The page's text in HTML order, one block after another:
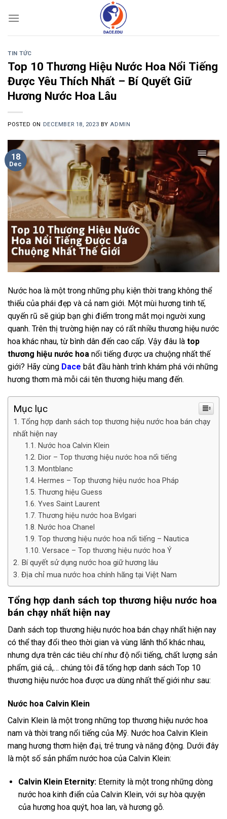
TIN TỨC
Top 10 Thương Hiệu Nước Hoa Nổi Tiếng
Được Yêu Thích Nhất – Bí Quyết Giữ
Hương Nước Hoa Lâu
POSTED ON DECEMBER 18, 2023 BY ADMIN
18
Dec
Nước hoa là một trong những phụ kiện thời trang không thể
thiếu của phái đẹp và cả nam giới. Một mùi hương tinh tế,
quyến rũ sẽ giúp bạn ghi điểm trong mắt mọi người xung
quanh. Trên thị trường hiện nay có rất nhiều thương hiệu nước
hoa khác nhau, từ bình dân đến cao cấp. Vậy đâu là top
thương hiệu nước hoa nổi tiếng được ưa chuộng nhất thế
giới? Hãy cùng Dace bắt đầu hành trình khám phá với những
hương thơm mà mỗi cái tên thương hiệu mang đến.
Mục lục
Tổng hợp danh sách top thương hiệu nước hoa bán chạy
nhất hiện nay
Nước hoa Calvin Klein
Dior – Top thương hiệu nước hoa nổi tiếng
Montblanc
Hermes – Top thương hiệu nước hoa Pháp
Thương hiệu Guess
Yves Saint Laurent
Thương hiệu nước hoa Bvlgari
Nước hoa Chanel
Top thương hiệu nước hoa nổi tiếng – Nautica
Versace – Top thương hiệu nước hoa Ý
Bí quyết sử dụng nước hoa giữ hương lâu
Địa chỉ mua nước hoa chính hãng tại Việt Nam
Tổng hợp danh sách top thương hiệu nước hoa
bán chạy nhất hiện nay
Danh sách top thương hiệu nước hoa bán chạy nhất hiện nay
có thể thay đổi theo thời gian và vùng lãnh thổ khác nhau,
nhưng dựa trên các tiêu chí như độ nổi tiếng, chất lượng sản
phẩm, giá cả,… chúng tôi đã tổng hợp danh sách Top 10
thương hiệu nước hoa được ưa dùng nhất thế giới như sau:
Nước hoa Calvin Klein
Calvin Klein là một trong những top thương hiệu nước hoa
nam và thời trang nổi tiếng của Mỹ. Nước hoa Calvin Klein
mang hương thơm hiện đại, trẻ trung và năng động. Dưới đây
là một số sản phẩm nước hoa của Calvin Klein:
Calvin Klein Eternity:Eternity là một trong những dòng
nước hoa kinh điển của Calvin Klein, với sự hòa quyện
của hương hoa quýt, hoa lan, và hương gỗ.